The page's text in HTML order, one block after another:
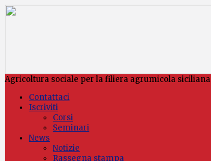
Agricoltura sociale per la filiera agrumicola siciliana
Contattaci
Iscriviti
Corsi
Seminari
News
Notizie
Rassegna stampa